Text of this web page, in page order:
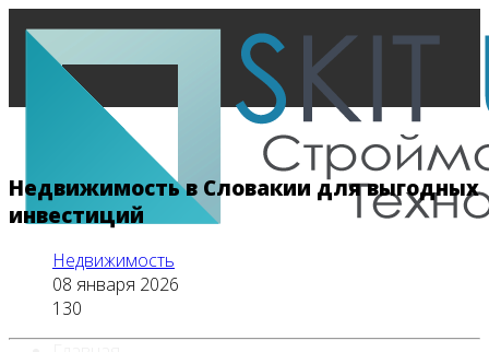
Недвижимость в Словакии для выгодных
инвестиций
Недвижимость
08 января 2026
130